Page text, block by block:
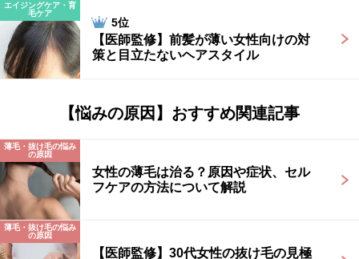
エイジングケア・育
毛ケア
5位
【医師監修】前髪が薄い女性向けの対
策と目立たないヘアスタイル
【悩みの原因】おすすめ関連記事
薄毛・抜け毛の悩み
の原因
女性の薄毛は治る？原因や症状、セル
フケアの方法について解説
薄毛・抜け毛の悩み
の原因
【医師監修】30代女性の抜け毛の見極